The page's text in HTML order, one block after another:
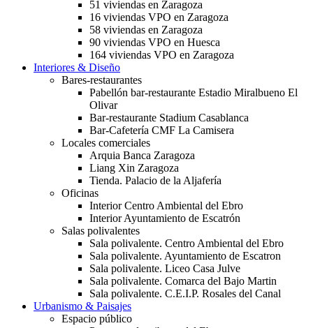
51 viviendas en Zaragoza
16 viviendas VPO en Zaragoza
58 viviendas en Zaragoza
90 viviendas VPO en Huesca
164 viviendas VPO en Zaragoza
Interiores & Diseño
Bares-restaurantes
Pabellón bar-restaurante Estadio Miralbueno El
Olivar
Bar-restaurante Stadium Casablanca
Bar-Cafetería CMF La Camisera
Locales comerciales
Arquia Banca Zaragoza
Liang Xin Zaragoza
Tienda. Palacio de la Aljafería
Oficinas
Interior Centro Ambiental del Ebro
Interior Ayuntamiento de Escatrón
Salas polivalentes
Sala polivalente. Centro Ambiental del Ebro
Sala polivalente. Ayuntamiento de Escatron
Sala polivalente. Liceo Casa Julve
Sala polivalente. Comarca del Bajo Martin
Sala polivalente. C.E.I.P. Rosales del Canal
Urbanismo & Paisajes
Espacio público